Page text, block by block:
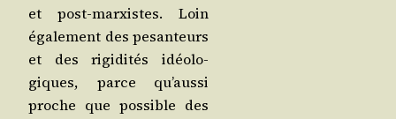
et post-mar­xistes. Loin
éga­le­ment des pesan­teurs
et des rigi­di­tés idéo­lo­
giques, parce qu’aus­si
proche que pos­sible des